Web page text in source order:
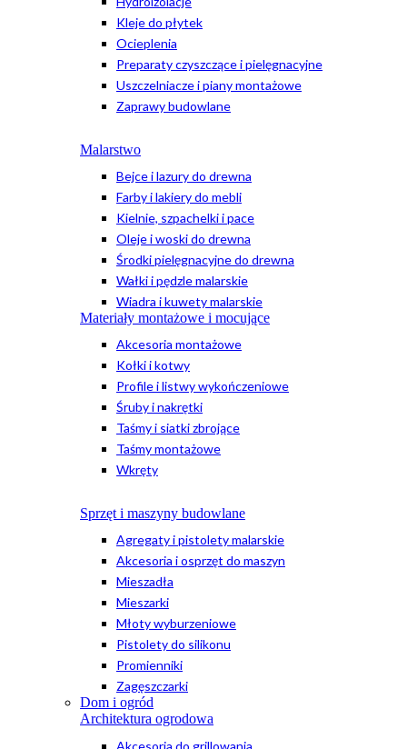
Kleje do płytek
Ocieplenia
Preparaty czyszczące i pielęgnacyjne
Uszczelniacze i piany montażowe
Zaprawy budowlane
Malarstwo
Bejce i lazury do drewna
Farby i lakiery do mebli
Kielnie, szpachelki i pace
Oleje i woski do drewna
Środki pielęgnacyjne do drewna
Wałki i pędzle malarskie
Wiadra i kuwety malarskie
Materiały montażowe i mocujące
Akcesoria montażowe
Kołki i kotwy
Profile i listwy wykończeniowe
Śruby i nakrętki
Taśmy i siatki zbrojące
Taśmy montażowe
Wkręty
Sprzęt i maszyny budowlane
Agregaty i pistolety malarskie
Akcesoria i osprzęt do maszyn
Mieszadła
Mieszarki
Młoty wyburzeniowe
Pistolety do silikonu
Promienniki
Zagęszczarki
Dom i ogród
Architektura ogrodowa
Akcesoria do grillowania